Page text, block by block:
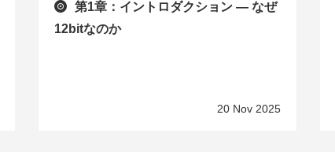
第1章：イントロダクション — なぜ
12bitなのか
20 Nov 2025